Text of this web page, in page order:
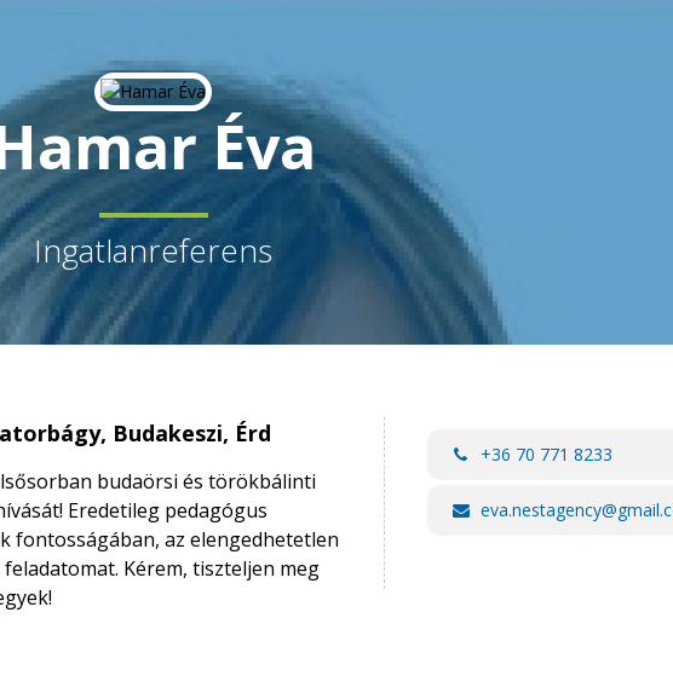
Éva
Ingatlanreferens
Budakeszi, Érd
budaörsi és törökbálinti
Eredetileg pedagógus
fontosságában, az elengedhetetlen
Kérem, tiszteljen meg
+36 70 771 8233